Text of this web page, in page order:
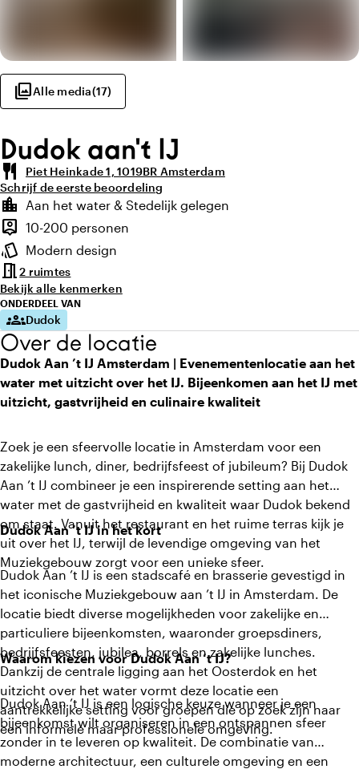
photo_libraryAlle media(17)
Dudok aan't IJ
restaurant
Piet Heinkade 1, 1019BR Amsterdam
Schrijf de eerste beoordeling
Highlights
location_city
Locatie en omgeving
Aan het water & Stedelijk gelegen
person_pin
Capaciteit
10-200 personen
style
Sfeer en uitstraling
Modern design
meeting_room2 ruimtes
Bekijk alle kenmerken
ONDERDEEL VAN
groupsDudok
Over de locatie
Dudok Aan ’t IJ Amsterdam | Evenementenlocatie aan het
water met uitzicht over het IJ. Bijeenkomen aan het IJ met
uitzicht, gastvrijheid en culinaire kwaliteit
Zoek je een sfeervolle locatie in Amsterdam voor een
zakelijke lunch, diner, bedrijfsfeest of jubileum? Bij Dudok
Aan ’t IJ combineer je een inspirerende setting aan het
water met de gastvrijheid en kwaliteit waar Dudok bekend
om staat. Vanuit het restaurant en het ruime terras kijk je
uit over het IJ, terwijl de levendige omgeving van het
Muziekgebouw zorgt voor een unieke sfeer.
Dudok Aan ’t IJ in het kort
Dudok Aan ’t IJ is een stadscafé en brasserie gevestigd in
het iconische Muziekgebouw aan ’t IJ in Amsterdam. De
locatie biedt diverse mogelijkheden voor zakelijke en
particuliere bijeenkomsten, waaronder groepsdiners,
bedrijfsfeesten, jubilea, borrels en zakelijke lunches.
Dankzij de centrale ligging aan het Oosterdok en het
uitzicht over het water vormt deze locatie een
aantrekkelijke setting voor groepen die op zoek zijn naar
een informele maar professionele omgeving.
Waarom kiezen voor Dudok Aan ’t IJ?
Dudok Aan ’t IJ is een logische keuze wanneer je een
bijeenkomst wilt organiseren in een ontspannen sfeer
zonder in te leveren op kwaliteit. De combinatie van
moderne architectuur, een culturele omgeving en een